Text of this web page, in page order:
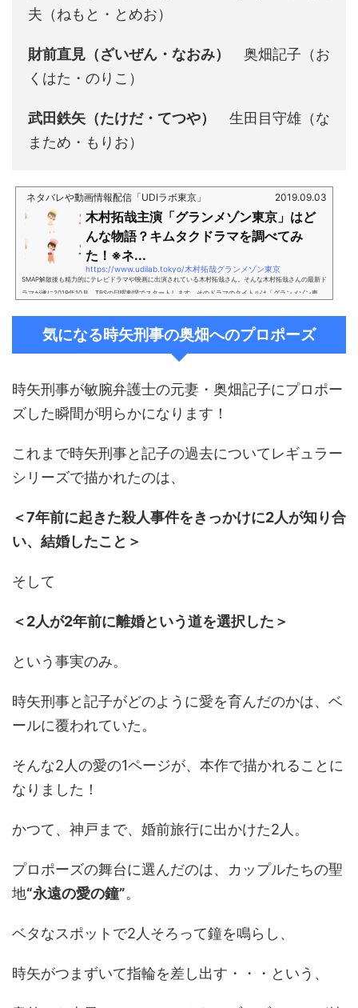
夫（ねもと・とめお）
財前直見（ざいぜん・なおみ）
奥畑記子（お
くはた・のりこ）
武田鉄矢（たけだ・てつや）
生田目守雄（な
まため・もりお）
ネタバレや動画情報配信「UDIラボ東京」 2019.09.03
木村拓哉主演「グランメゾン東京」はど
んな物語？キムタクドラマを調べてみ
た！※ネ...
https://www.udilab.tokyo/木村拓哉グランメゾン東京
SMAP解散後も精力的にテレビドラマや映画に出演されている木村拓哉さん。そんな木村拓哉さんの最新ド
ラマが遂に2019年10月、TBSの日曜劇場でスタートします。そのドラマのタイトルは「グランメゾン東
どのようなドラマなのか、紐解いていきたいと思います。 (adsbygoogle = window.adsbygoogle || ).pu
気になる時矢刑事の奥畑へのプロポーズ
時矢刑事が敏腕弁護士の元妻・奥畑記子にプロポー
ズした瞬間が明らかになります！
これまで時矢刑事と記子の過去についてレギュラー
シリーズで描かれたのは、
＜7年前に起きた殺人事件をきっかけに2人が知り合
い、結婚したこと＞
そして
＜2人が2年前に離婚という道を選択した＞
という事実のみ。
時矢刑事と記子がどのように愛を育んだのかは、ベ
ールに覆われていた。
そんな2人の愛の1ページが、本作で描かれることに
なりました！
かつて、神戸まで、婚前旅行に出かけた2人。
プロポーズの舞台に選んだのは、カップルたちの聖
地“永遠の愛の鐘”。
ベタなスポットで2人そろって鐘を鳴らし、
時矢がつまずいて指輪を差し出す・・・という、